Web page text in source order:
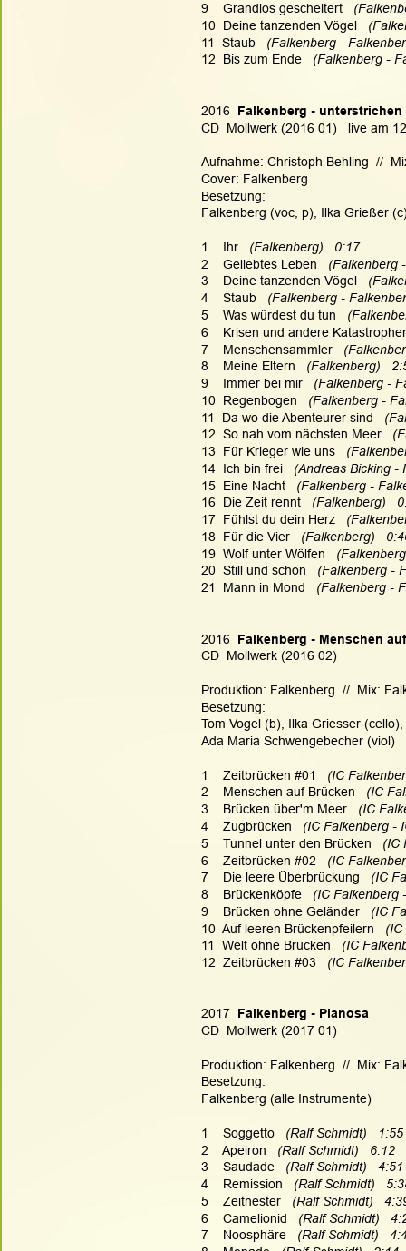
9    Grandios gescheitert
10  Deine tanzenden Vögel
11  Staub
(Falkenberg -
12  Bis zum Ende (Falkenberg -
2016
Falkenberg - unterstrichen
CD  Mollwerk (2016 01)   live am
Aufnahme: Christoph Behling  //
Cover: Falkenberg
Besetzung:
Falkenberg (voc, p), Ilka Grießer
1    Ihr (Falkenberg)   0:17
2    Geliebtes Leben (Falkenberg
3    Deine tanzenden Vögel
4    Staub (Falkenberg -
5    Was würdest du tun
6    Krisen und andere
7    Menschensammler
8    Meine Eltern (Falkenberg)
9    Immer bei mir (Falkenberg -
10  Regenbogen (Falkenberg -
11  Da wo die Abenteurer sind
12  So nah vom nächsten Meer
13  Für Krieger wie uns
14  Ich bin frei (Andreas Bicking -
15  Eine Nacht
(Falkenberg -
16  Die Zeit rennt
(Falkenberg)
17  Fühlst du dein Herz
18  Für die Vier
(Falkenberg)
19  Wolf unter Wölfen
20  Still und schön (Falkenberg -
21  Mann in Mond
(Falkenberg -
2016
Falkenberg - Menschen
CD  Mollwerk (2016 02)
Produktion: Falkenberg  //  Mix:
Besetzung:
Tom Vogel (b), Ilka Griesser
Ada Maria Schwengebecher (viol)
1    Zeitbrücken #01
(IC
2    Menschen auf Brücken
(IC
3    Brücken über'm Meer
(IC
4    Zugbrücken
(IC Falkenberg -
5    Tunnel unter den Brücken (IC
6    Zeitbrücken #02
(IC
7    Die leere Überbrückung
(IC
8    Brückenköpfe
(IC Falkenberg
9    Brücken ohne Geländer
(IC
10  Auf leeren Brückenpfeilern (IC
11  Welt ohne Brücken
(IC
12  Zeitbrücken #03 (IC
2017
  Falkenberg - Pianosa
CD  Mollwerk (2017 01)
Produktion: Falkenberg  //  Mix:
Besetzung:
Falkenberg (alle Instrumente)
1    Soggetto
(Ralf Schmidt)   1:55
2    Apeiron (Ralf Schmidt)   6:12
3    Saudade (Ralf Schmidt)   4:51
4    Remission
(Ralf Schmidt)
5    Zeitnester
(Ralf Schmidt)
6    Camelionid (Ralf Schmidt)
7    Noosphäre (Ralf Schmidt)